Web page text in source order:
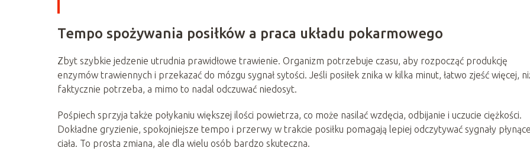
Tempo spożywania posiłków a praca układu pokarmowego
Zbyt szybkie jedzenie utrudnia prawidłowe trawienie. Organizm potrzebuje czasu, aby rozpocząć produkcję
enzymów trawiennych i przekazać do mózgu sygnał sytości. Jeśli posiłek znika w kilka minut, łatwo zjeść więcej,
faktycznie potrzeba, a mimo to nadal odczuwać niedosyt.
Pośpiech sprzyja także połykaniu większej ilości powietrza, co może nasilać wzdęcia, odbijanie i uczucie ciężkości.
Dokładne gryzienie, spokojniejsze tempo i przerwy w trakcie posiłku pomagają lepiej odczytywać sygnały
ciała. To prosta zmiana, ale dla wielu osób bardzo skuteczna.